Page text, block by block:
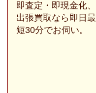
即査定・即現金化、
出張買取なら即日最
短30分でお伺い。